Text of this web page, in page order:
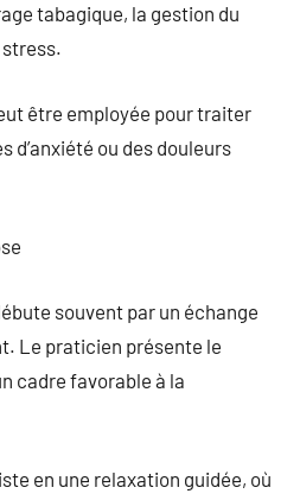
tabagique, la gestion du
être employée pour traiter
d’anxiété ou des douleurs
souvent par un échange
Le praticien présente le
cadre favorable à la
en une relaxation guidée, où